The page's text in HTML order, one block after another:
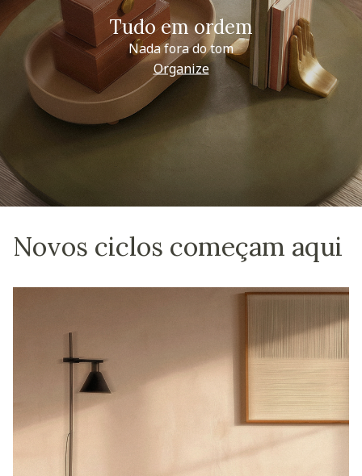
Tudo em ordem
Nada fora do tom
Organize
Novos ciclos começam aqui